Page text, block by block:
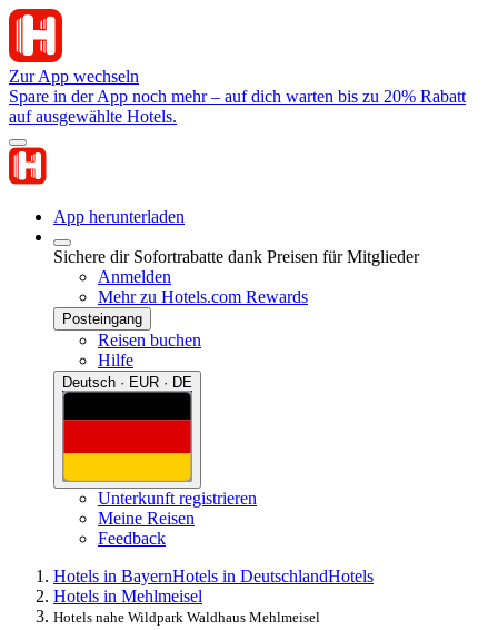
Zur App wechseln
Spare in der App noch mehr – auf dich warten bis zu 20% Rabatt
auf ausgewählte Hotels.
App herunterladen
Sichere dir Sofortrabatte dank Preisen für Mitglieder
Anmelden
Mehr zu Hotels.com Rewards
Posteingang
Reisen buchen
Hilfe
Deutsch · EUR · DE
Unterkunft registrieren
Meine Reisen
Feedback
Hotels in BayernHotels in DeutschlandHotels
Hotels in Mehlmeisel
Hotels nahe Wildpark Waldhaus Mehlmeisel